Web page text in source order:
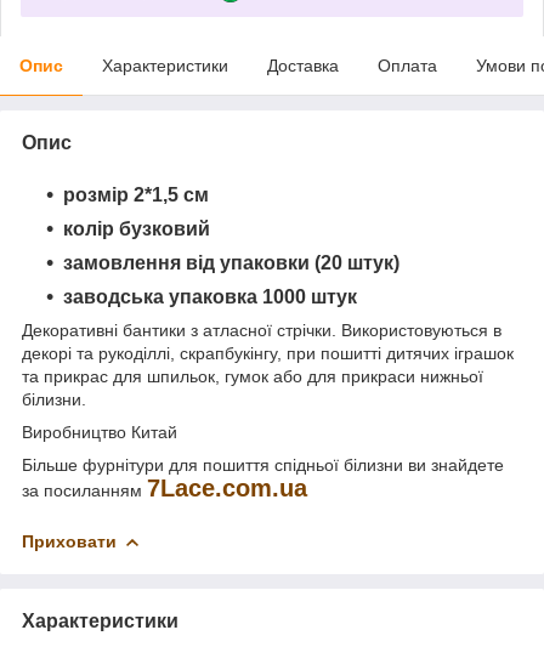
Опис Характеристики Доставка Оплата Умови
Опис
розмір 2*1,5 см
колір бузковий
замовлення від упаковки (20 штук)
заводська упаковка 1000 штук
Декоративні бантики з атласної стрічки. Використовуються в
декорі та рукоділлі, скрапбукінгу, при пошитті дитячих іграшок
та прикрас для шпильок, гумок або для прикраси нижньої
білизни.
Виробництво Китай
Більше фурнітури для пошиття спідньої білизни ви знайдете
за посиланням 7Lace.com.ua
Приховати
Характеристики